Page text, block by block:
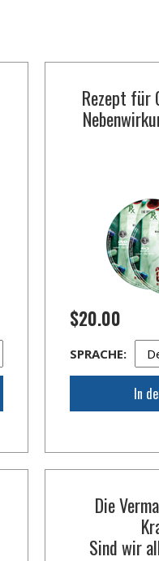
Rezept für
$20.00
SPRACHE:
In
Die
Sind wir